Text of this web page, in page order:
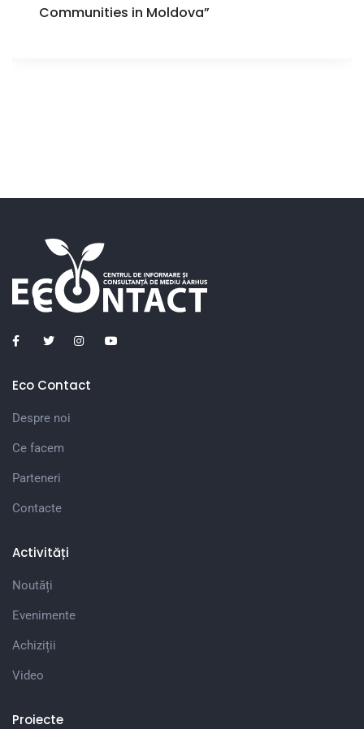
Communities in Moldova”
Eco Contact
Despre noi
Ce facem
Parteneri
Contacte
Activități
Noutăți
Evenimente
Achiziții
Video
Proiecte